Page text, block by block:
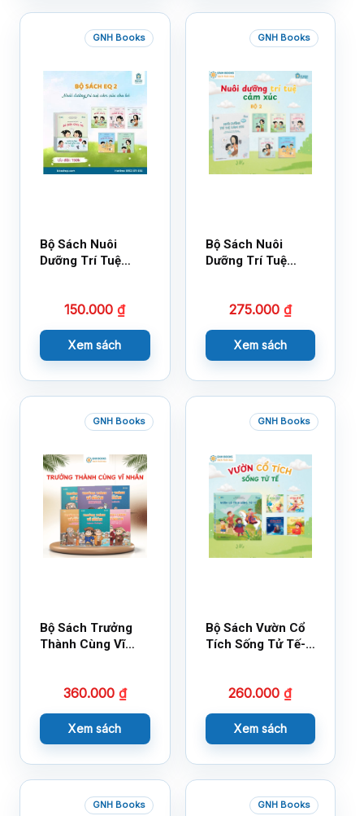
GNH Books
Bộ Sách Nuôi
Dưỡng Trí Tuệ
150.000₫
Xem sách
GNH Books
Bộ Sách Nuôi
Dưỡng Trí Tuệ
275.000 ₫
Xem sách
GNH Books
Bộ Sách Trưởng
Thành Cùng Vĩ
360.000 ₫
Xem sách
GNH Books
Bộ Sách Vườn Cổ
Tích Sống Tử Tế-
260.000₫
Xem sách
GNH Books GNH Books